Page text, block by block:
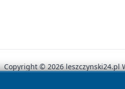
Copyright © 2026 leszczynski24.pl